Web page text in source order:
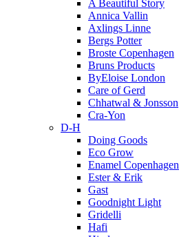
A Beautiful Story
Annica Vallin
Axlings Linne
Bergs Potter
Broste Copenhagen
Bruns Products
ByEloise London
Care of Gerd
Chhatwal & Jonsson
Cra-Yon
D-H
Doing Goods
Eco Grow
Enamel Copenhagen
Ester & Erik
Gast
Goodnight Light
Gridelli
Hafi